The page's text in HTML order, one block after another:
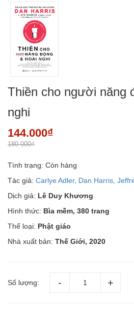
Thiền cho người năng
nghi
144.000₫
180.000₫
Tình trạng: Còn hàng
Tác giả: Carlye Adler, Dan Harris,
Dịch giả: Lê Duy Khương
Hình thức: Bìa mềm, 380 trang
Thể loại: Phật giáo
Nhà xuất bản: Thế Giới, 2020
Số lượng: